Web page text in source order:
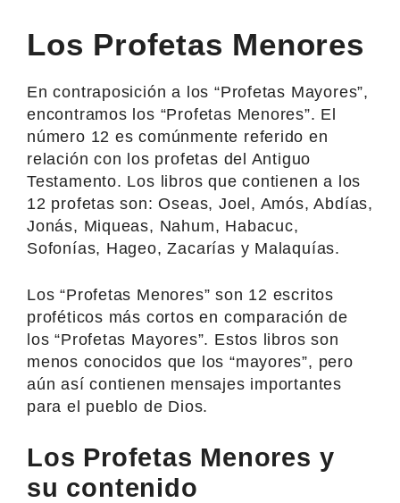
Los Profetas Menores
En contraposición a los “Profetas Mayores”,
encontramos los “Profetas Menores”. El
número 12 es comúnmente referido en
relación con los profetas del Antiguo
Testamento. Los libros que contienen a los
12 profetas son: Oseas, Joel, Amós, Abdías,
Jonás, Miqueas, Nahum, Habacuc,
Sofonías, Hageo, Zacarías y Malaquías.
Los “Profetas Menores” son 12 escritos
proféticos más cortos en comparación de
los “Profetas Mayores”. Estos libros son
menos conocidos que los “mayores”, pero
aún así contienen mensajes importantes
para el pueblo de Dios.
Los Profetas Menores y
su contenido